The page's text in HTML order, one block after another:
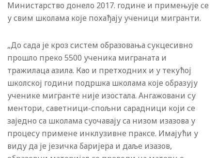
Министарство донело 2017. године и примењује се
у свим школама које похађају ученици мигранти.
„До сада је кроз систем образовања сукцесивно
прошло преко 5500 ученика миграната и
тражилаца азила. Као и претходних и у текућој
школској години подршка школама које образују
ученике мигранте није изостала. Ангажовани су
ментори, саветници-спољни сарадници који се
заједно са школама суочавају са низом изазова у
процесу примене инклузивне праксе. Имајући у
виду да је језичка баријера и даље изазов,